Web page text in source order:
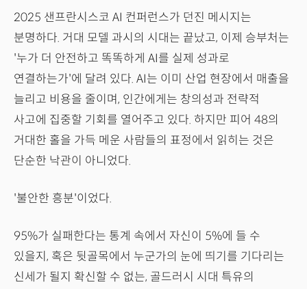
2025 샌프란시스코 AI 컨퍼런스가 던진 메시지는
분명하다. 거대 모델 과시의 시대는 끝났고, 이제 승부처는
'누가 더 안전하고 똑똑하게 AI를 실제 성과로
연결하는가'에 달려 있다. AI는 이미 산업 현장에서 매출을
늘리고 비용을 줄이며, 인간에게는 창의성과 전략적
사고에 집중할 기회를 열어주고 있다. 하지만 피어 48의
거대한 홀을 가득 메운 사람들의 표정에서 읽히는 것은
단순한 낙관이 아니었다.
'불안한 흥분'이었다.
95%가 실패한다는 통계 속에서 자신이 5%에 들 수
있을지, 혹은 뒷골목에서 누군가의 눈에 띄기를 기다리는
신세가 될지 확신할 수 없는, 골드러시 시대 특유의